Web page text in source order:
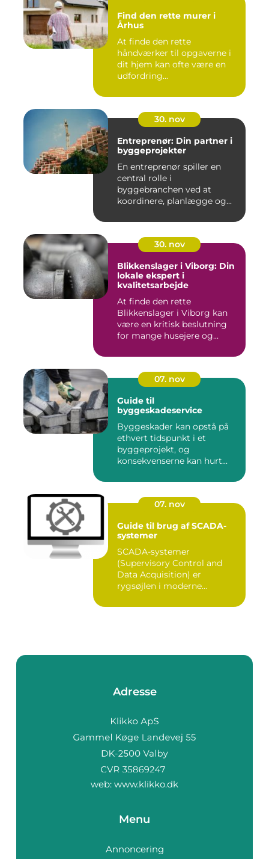
Find den rette murer i
Århus
At finde den rette
håndværker til opgaverne i
dit hjem kan ofte være en
udfordring...
30. nov
Entreprenør: Din partner i
byggeprojekter
En entreprenør spiller en
central rolle i
byggebranchen ved at
koordinere, planlægge og...
30. nov
Blikkenslager i Viborg: Din
lokale ekspert i
kvalitetsarbejde
At finde den rette
Blikkenslager i Viborg kan
være en kritisk beslutning
for mange husejere og...
07. nov
Guide til
byggeskadeservice
Byggeskader kan opstå på
ethvert tidspunkt i et
byggeprojekt, og
konsekvenserne kan hurt...
07. nov
Guide til brug af SCADA-
systemer
SCADA-systemer
(Supervisory Control and
Data Acquisition) er
rygsøjlen i moderne
Adresse
web: www.klikko.dk
Menu
Annoncering